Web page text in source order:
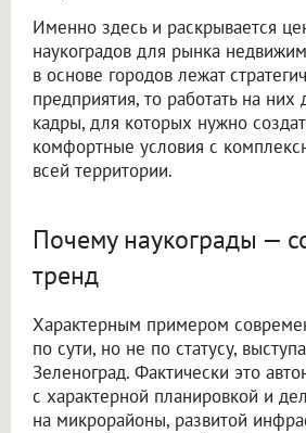
Именно здесь и раскрывается
наукоградов для рынка
в основе городов лежат
предприятия, то работать на
кадры, для которых нужно
комфортные условия с
всей территории.
Почему наукограды —
тренд
Характерным примером
по сути, но не по статусу,
Зеленоград. Фактически это
с характерной планировкой и
на микрорайоны, развитой